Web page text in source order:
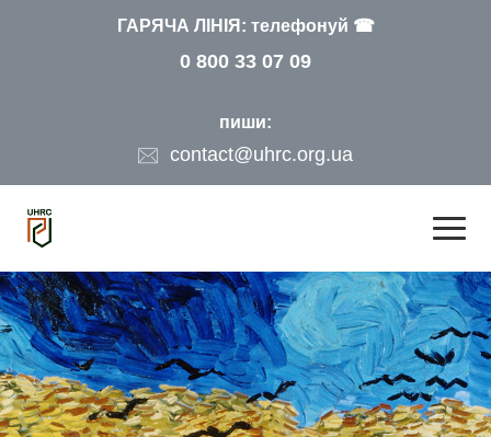
ГАРЯЧА ЛІНІЯ: телефонуй ☎
0 800 33 07 09
пиши:
contact@uhrc.org.ua